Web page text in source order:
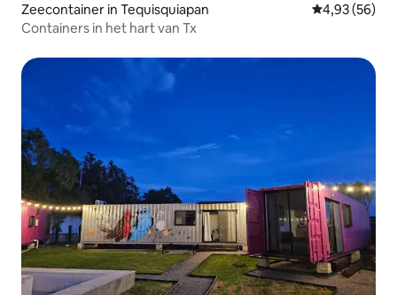
Zeecontainer in Tequisquiapan Gemiddelde
4,93 (56)
Containers in het hart van Tx